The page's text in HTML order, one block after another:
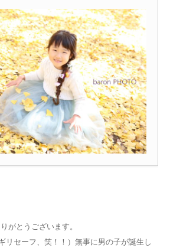
がとうございます。
リセーフ、笑！！）無事に男の子が誕生し